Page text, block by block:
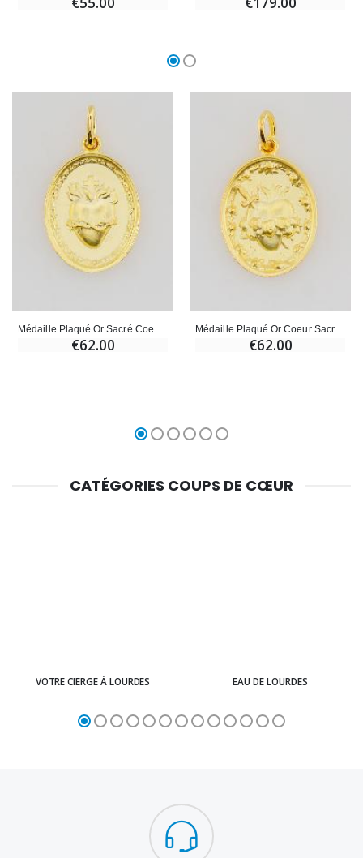
€62.00
Médaille Plaqué Or Coeur Sacré de Marie - 19mm
€62.00
CATÉGORIES COUPS DE CŒUR
VOTRE CIERGE À LOURDES EAU DE LOURDES